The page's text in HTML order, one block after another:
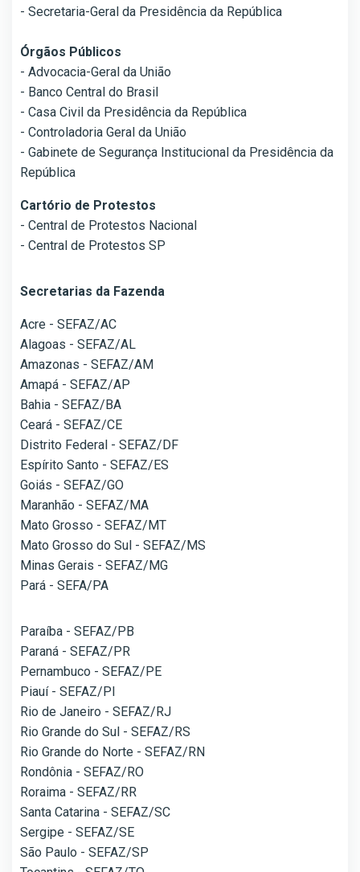
- Secretaria-Geral da Presidência da República
Órgãos Públicos
- Advocacia-Geral da União
- Banco Central do Brasil
- Casa Civil da Presidência da República
- Controladoria Geral da União
- Gabinete de Segurança Institucional da Presidência da
República
Cartório de Protestos
- Central de Protestos Nacional
- Central de Protestos SP
Secretarias da Fazenda
Acre - SEFAZ/AC
Alagoas - SEFAZ/AL
Amazonas - SEFAZ/AM
Amapá - SEFAZ/AP
Bahia - SEFAZ/BA
Ceará - SEFAZ/CE
Distrito Federal - SEFAZ/DF
Espírito Santo - SEFAZ/ES
Goiás - SEFAZ/GO
Maranhão - SEFAZ/MA
Mato Grosso - SEFAZ/MT
Mato Grosso do Sul - SEFAZ/MS
Minas Gerais - SEFAZ/MG
Pará - SEFA/PA
Paraíba - SEFAZ/PB
Paraná - SEFAZ/PR
Pernambuco - SEFAZ/PE
Piauí - SEFAZ/PI
Rio de Janeiro - SEFAZ/RJ
Rio Grande do Sul - SEFAZ/RS
Rio Grande do Norte - SEFAZ/RN
Rondônia - SEFAZ/RO
Roraima - SEFAZ/RR
Santa Catarina - SEFAZ/SC
Sergipe - SEFAZ/SE
São Paulo - SEFAZ/SP